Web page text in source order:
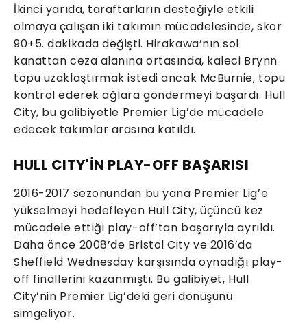
İkinci yarıda, taraftarların desteğiyle etkili
olmaya çalışan iki takımın mücadelesinde, skor
90+5. dakikada değişti. Hirakawa’nın sol
kanattan ceza alanına ortasında, kaleci Brynn
topu uzaklaştırmak istedi ancak McBurnie, topu
kontrol ederek ağlara göndermeyi başardı. Hull
City, bu galibiyetle Premier Lig’de mücadele
edecek takımlar arasına katıldı.
HULL CITY'İN PLAY-OFF BAŞARISI
2016-2017 sezonundan bu yana Premier Lig’e
yükselmeyi hedefleyen Hull City, üçüncü kez
mücadele ettiği play-off’tan başarıyla ayrıldı.
Daha önce 2008’de Bristol City ve 2016’da
Sheffield Wednesday karşısında oynadığı play-
off finallerini kazanmıştı. Bu galibiyet, Hull
City’nin Premier Lig’deki geri dönüşünü
simgeliyor.